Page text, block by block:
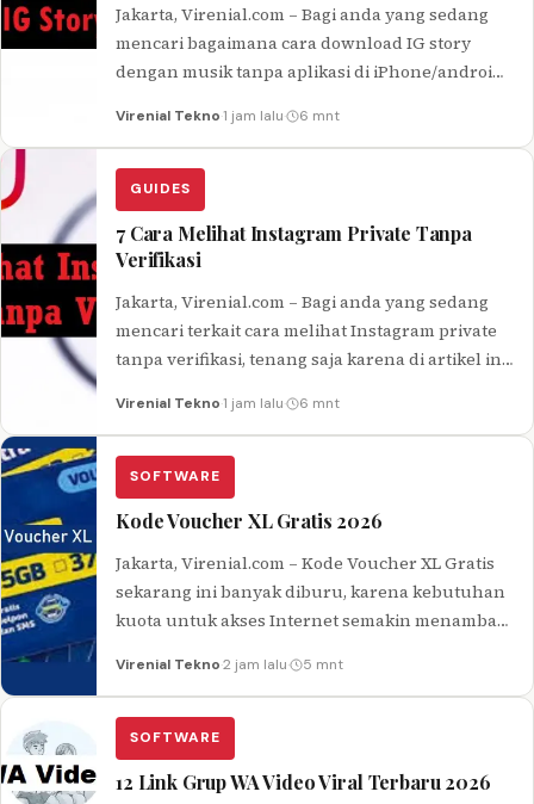
Jakarta, Virenial.com – Bagi anda yang sedang
mencari bagaimana cara download IG story
dengan musik tanpa aplikasi di iPhone/android,
Virenial Tekno·1 jam lalu· 6 mnt
GUIDES
7 Cara Melihat Instagram Private Tanpa
Verifikasi
Jakarta, Virenial.com – Bagi anda yang sedang
mencari terkait cara melihat Instagram private
tanpa verifikasi, tenang saja karena di artikel ini
Virenial Tekno·1 jam lalu· 6 mnt
SOFTWARE
Kode Voucher XL Gratis 2026
Jakarta, Virenial.com – Kode Voucher XL Gratis
sekarang ini banyak diburu, karena kebutuhan
kuota untuk akses Internet semakin menambah.
Virenial Tekno·2 jam lalu· 5 mnt
SOFTWARE
12 Link Grup WA Video Viral Terbaru 2026